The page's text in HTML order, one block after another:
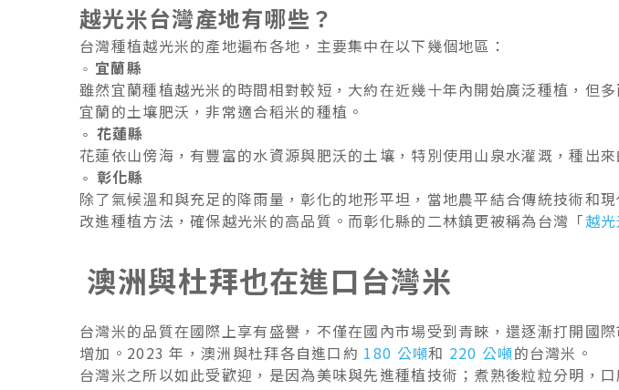
越光米台灣產地有哪些？
台灣種植越光米的產地遍布各地，主要集中在以下幾個地區：
◦ 宜蘭縣
雖然宜蘭種植越光米的時間相對較短，大約在近幾十年內開始廣泛種植，但
宜蘭的土壤肥沃，非常適合稻米的種植​。
◦​ 花蓮縣
花蓮依山傍海，有豐富的水資源與肥沃的土壤，特別使用山泉水灌溉，種出
◦​ 彰化縣
除了氣候溫和與充足的降雨量，彰化的地形平坦，當地農平結合傳統技術和
改進種植方法，確保越光米的高品質。而彰化縣的二林鎮更被稱為台灣「越
澳洲與杜拜也在進口台灣米
台灣米的品質在國際上享有盛譽，不僅在國內市場受到青睞，還逐漸打開國
增加。2023 年，澳洲與杜拜各自進口約 180 公噸和 220 公噸的台灣米。
台灣米之所以如此受歡迎，是因為美味與先進種植技術；煮熟後粒粒分明，